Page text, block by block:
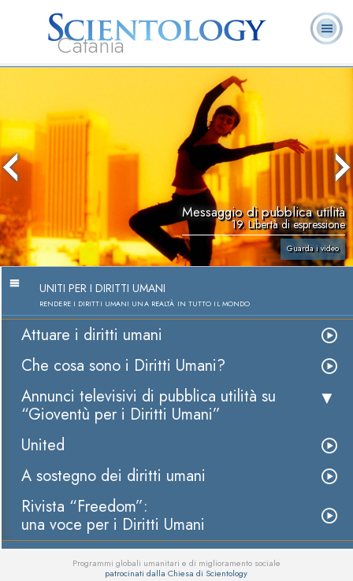
Catania
Volontari
Messaggio di pubblica utilità
19. Libertà di espressione
Guarda i video
UNITI PER I DIRITTI UMANI
RENDERE I DIRITTI UMANI UNA REALTÀ IN TUTTO IL MONDO
Attuare i diritti umani
Che cosa sono i Diritti Umani?
Annunci televisivi di pubblica utilità su
“Gioventù per i Diritti Umani”
United
A sostegno dei diritti umani
Rivista “Freedom”:
una voce per i Diritti Umani
Programmi globali umanitari e di miglioramento sociale
patrocinati dalla Chiesa di Scientology